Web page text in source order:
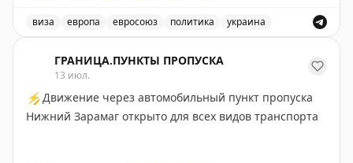
Для въезда и получения временной защиты
потребуется подтверждение освобождения или
отсрочки от мобилизации. По данным издания,
изменения поддерживает Польша, а инициатором
выступил Киев.
виза европа евросоюз политика украина
ГРАНИЦА.ПУНКТЫ ПРОПУСКА
13 июл.
⚡ Движение через автомобильный пункт пропуска
Нижний Зарамаг открыто для всех видов транспорта